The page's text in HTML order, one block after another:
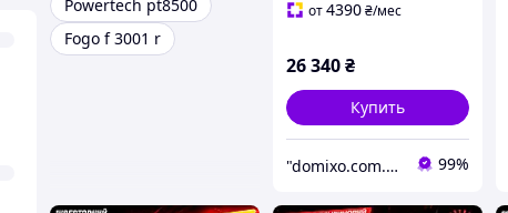
Powertech pt8500
Fogo f 3001 r
от4390₴/мес
26 340₴
Купить
"domixo.com.ua" - интернет-магазин 99%